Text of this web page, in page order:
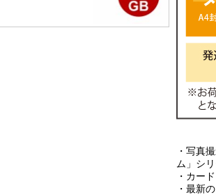
・写真
ム」シリ
・カー
・最新